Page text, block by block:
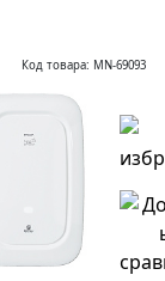
Код товара: MN-69093